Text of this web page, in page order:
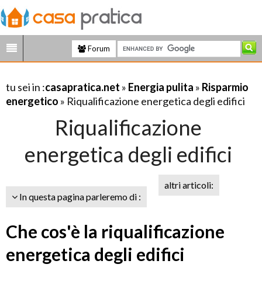
Forum
tu sei in :casapratica.net » Energia pulita » Risparmio
energetico » Riqualificazione energetica degli edifici
Riqualificazione
energetica degli edifici
In questa pagina parleremo di :
altri articoli:
Che cos'è la riqualificazione
energetica degli edifici